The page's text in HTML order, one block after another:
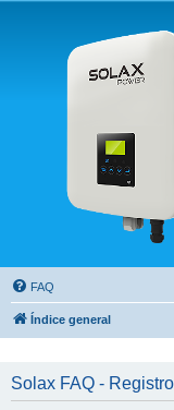
Solax FAQ
Lugar para intercambiar
FAQ
Índice general
Solax FAQ - Registro